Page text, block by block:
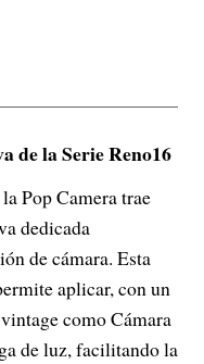
de la Serie Reno16
Pop Camera trae
dedicada
de cámara. Esta
aplicar, con un
como Cámara
de luz, facilitando la